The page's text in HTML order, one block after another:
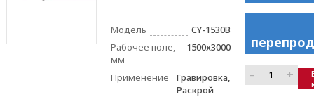
Модель
CY-1530B
Рабочее поле,
мм
1500x3000
Применение
Гравировка,
Раскрой
– +